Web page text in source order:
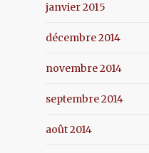
janvier 2015
décembre 2014
novembre 2014
septembre 2014
août 2014